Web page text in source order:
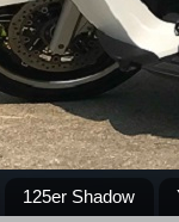
125er Shadow